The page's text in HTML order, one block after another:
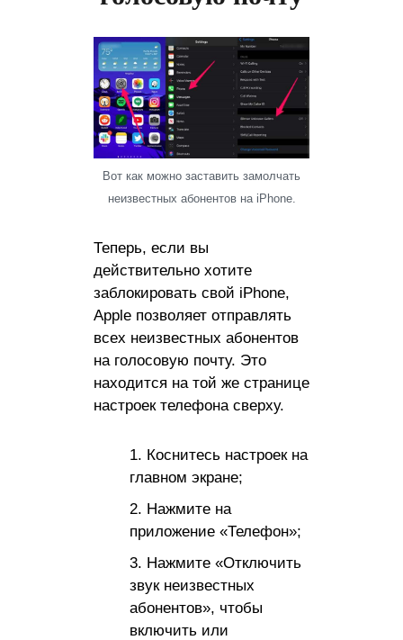
Вот как можно заставить замолчать
неизвестных абонентов на iPhone.
Теперь, если вы
действительно хотите
заблокировать свой iPhone,
Apple позволяет отправлять
всех неизвестных абонентов
на голосовую почту. Это
находится на той же странице
настроек телефона сверху.
Коснитесь настроек на
главном экране;
Нажмите на
приложение «Телефон»;
Нажмите «Отключить
звук неизвестных
абонентов», чтобы
включить или